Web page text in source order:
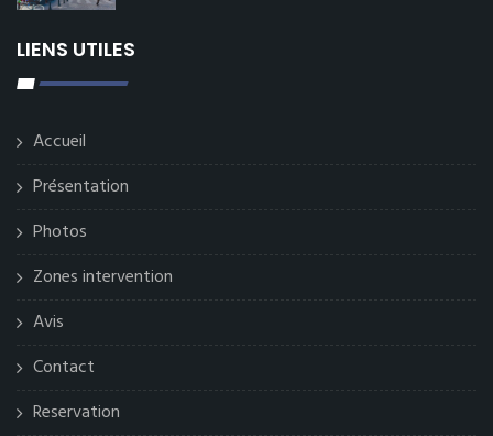
LIENS UTILES
Accueil
Présentation
Photos
Zones intervention
Avis
Contact
Reservation